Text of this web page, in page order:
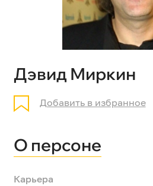
Дэвид Миркин
Добавить в избранное
О персоне
Карьера